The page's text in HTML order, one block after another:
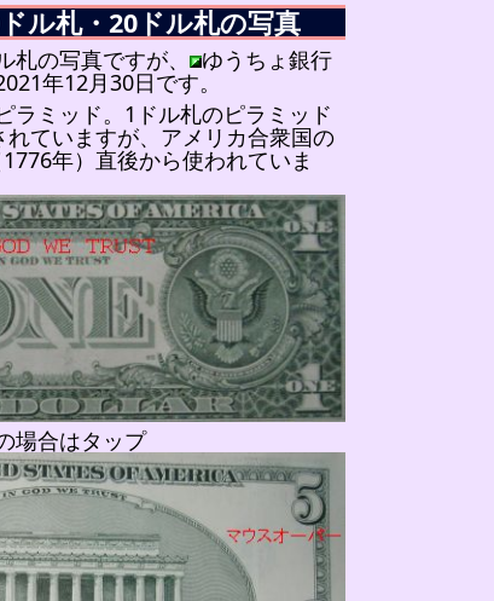
ル札・20ドル札の写真
の写真ですが、 ゆうちょ銀行
年12月30日です。
ラミッド。1ドル札のピラミッド
ていますが、アメリカ合衆国の
年）直後から使われていま
場合はタップ